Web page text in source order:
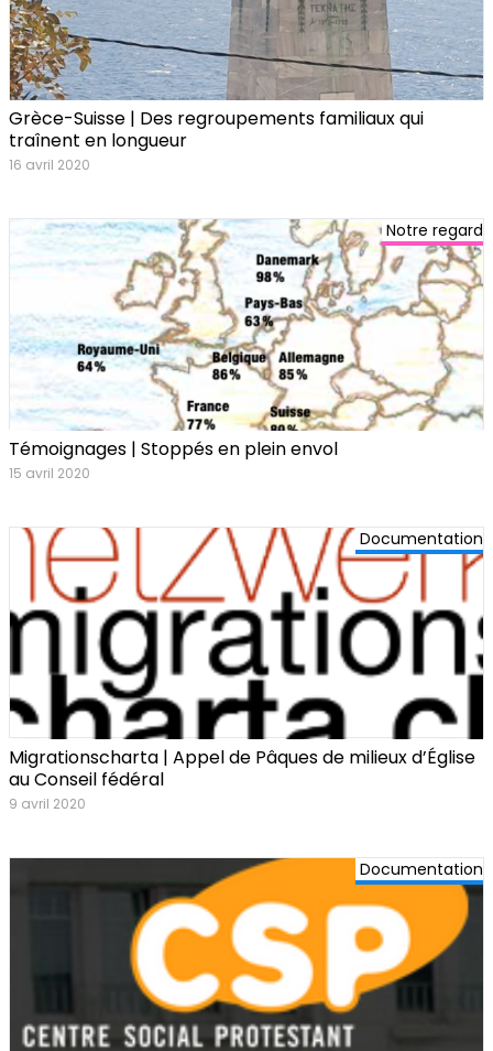
Grèce-Suisse | Des regroupements familiaux qui
traînent en longueur
16 avril 2020
Notre regard
Témoignages | Stoppés en plein envol
15 avril 2020
Documentation
Migrationscharta | Appel de Pâques de milieux d’Église
au Conseil fédéral
9 avril 2020
Documentation